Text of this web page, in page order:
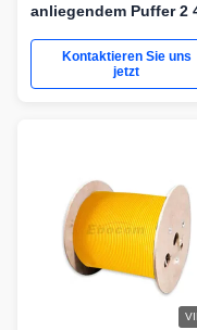
anliegendem Puffer 2
OM2 OM3 Für Internet
Kontaktieren Sie uns
jetzt